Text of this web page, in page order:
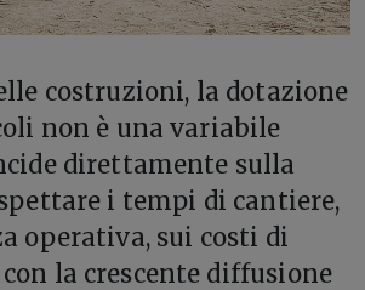
costruzioni, la dotazione
non è una variabile
direttamente sulla
i tempi di cantiere,
operativa, sui costi di
la crescente diffusione